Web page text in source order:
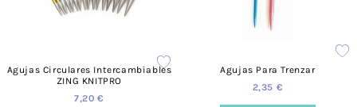
¿Puedo elegir el color del producto?
Sí, podrás elegir el color que necesites. Para cada producto
Agujas Circulares Intercambiables
ZING KNITPRO
7,20 €
Agujas Para Trenzar
2,35 €